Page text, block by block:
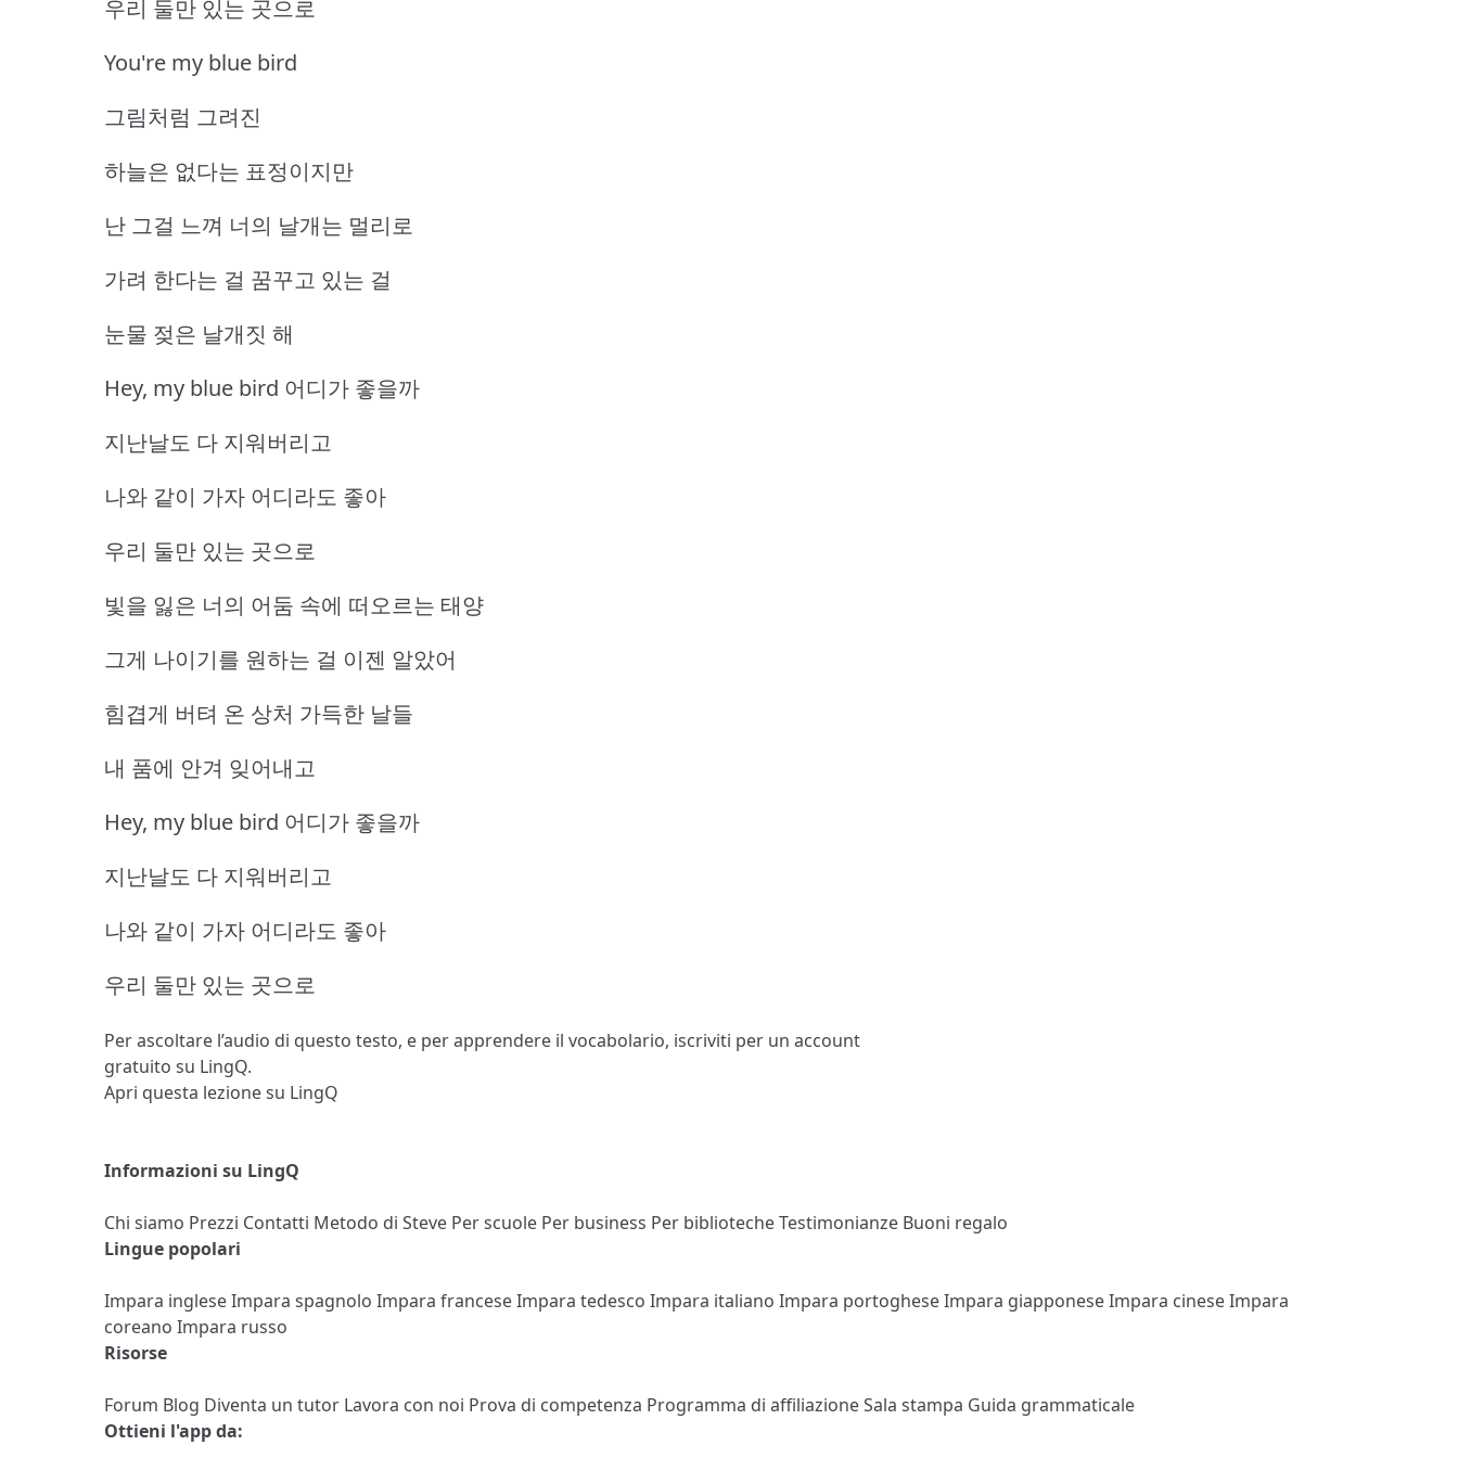
우리 둘만 있는 곳으로
You're my blue bird
그림처럼 그려진
하늘은 없다는 표정이지만
난 그걸 느껴 너의 날개는 멀리로
가려 한다는 걸 꿈꾸고 있는 걸
눈물 젖은 날개짓 해
Hey, my blue bird 어디가 좋을까
지난날도 다 지워버리고
나와 같이 가자 어디라도 좋아
우리 둘만 있는 곳으로
빛을 잃은 너의 어둠 속에 떠오르는 태양
그게 나이기를 원하는 걸 이젠 알았어
힘겹게 버텨 온 상처 가득한 날들
내 품에 안겨 잊어내고
Hey, my blue bird 어디가 좋을까
지난날도 다 지워버리고
나와 같이 가자 어디라도 좋아
우리 둘만 있는 곳으로
Per ascoltare l’audio di questo testo, e per apprendere il vocabolario, iscriviti per un account
gratuito su LingQ.
Apri questa lezione su LingQ
Informazioni su LingQ
Chi siamo Prezzi Contatti Metodo di Steve Per scuole Per business Per bibliotecheTestimonianze Buoni regalo
Lingue popolari
Impara ingleseImpara spagnolo Impara franceseImpara tedesco Impara italiano Impara portogheseImpara giapponeseImpara cineseImpara
coreano Impara russo
Risorse
Forum Blog Diventa un tutor Lavora con noi Prova di competenza Programma di affiliazioneSala stampa Guida grammaticale
Ottieni l'app da: